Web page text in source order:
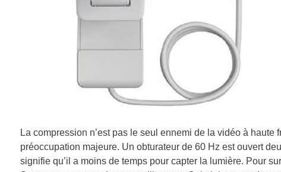
La compression n’est pas le seul ennemi de la vidéo à
préoccupation majeure. Un obturateur de 60 Hz est ouvert
signifie qu’il a moins de temps pour capter la lumière. Pour